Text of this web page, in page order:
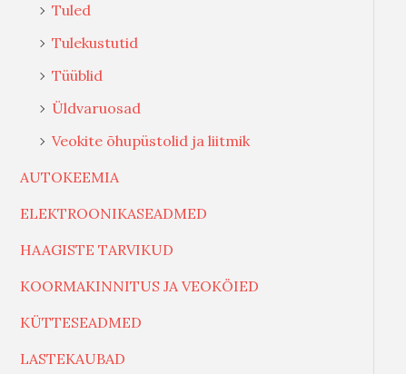
Tuled
Tulekustutid
Tüüblid
Üldvaruosad
Veokite õhupüstolid ja liitmik
AUTOKEEMIA
ELEKTROONIKASEADMED
HAAGISTE TARVIKUD
KOORMAKINNITUS JA VEOKÖIED
KÜTTESEADMED
LASTEKAUBAD